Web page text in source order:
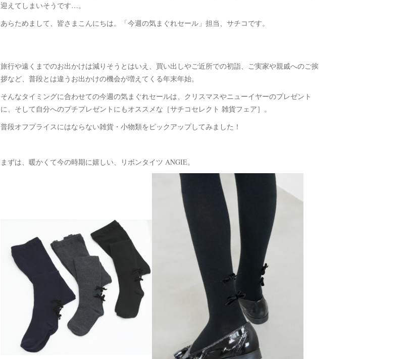
迎えてしまいそうです…。
あらためまして、皆さまこんにちは。「今週の気まぐれセール」担当、サチコです。
旅行や遠くまでのお出かけは減りそうとはいえ、買い出しやご近所での初詣、ご実家や親戚へのご挨
拶など、普段とは違うお出かけの機会が増えてくる年末年始。
そんなタイミングに合わせての今週の気まぐれセールは、クリスマスやニューイヤーのプレゼント
に、そして自分へのプチプレゼントにもオススメな［サチコセレクト 雑貨フェア］。
普段オフプライスにはならない雑貨・小物類をピックアップしてみました！
まずは、暖かくて今の時期に嬉しい、リボンタイツ ANGIE。